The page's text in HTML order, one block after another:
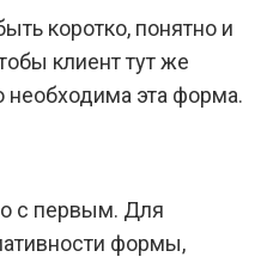
коротко, понятно и
клиент тут же
необходима эта форма.
с первым. Для
формы,